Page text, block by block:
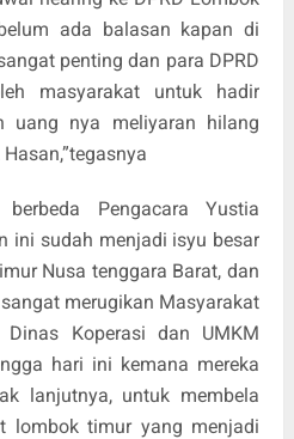
ada balasan kapan di
penting dan para DPRD
masyarakat untuk hadir
uang nya meliyaran hilang
Pengacara Yustia
ini sudah menjadi isyu besar
Nusa tenggara Barat, dan
merugikan Masyarakat
Koperasi dan UMKM
hari ini kemana mereka
lanjutnya, untuk membela
lombok timur yang menjadi